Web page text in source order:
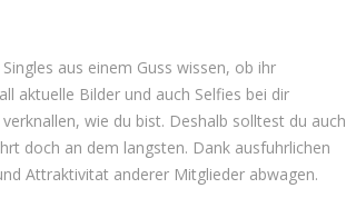
aus einem Guss wissen, ob ihr
aktuelle Bilder und auch Selfies bei dir
wie du bist. Deshalb solltest du auch
doch an dem langsten. Dank ausfuhrlichen
Attraktivitat anderer Mitglieder abwagen.